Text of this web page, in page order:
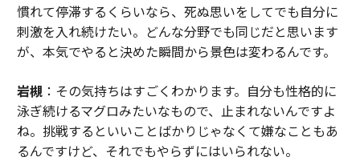
慣れて停滞するくらいなら、死ぬ思いをしてでも自分に
刺激を入れ続けたい。どんな分野でも同じだと思います
が、本気でやると決めた瞬間から景色は変わるんです。
岩槻：その気持ちはすごくわかります。自分も性格的に
泳ぎ続けるマグロみたいなもので、止まれないんですよ
ね。挑戦するといいことばかりじゃなくて嫌なこともあ
るんですけど、それでもやらずにはいられない。